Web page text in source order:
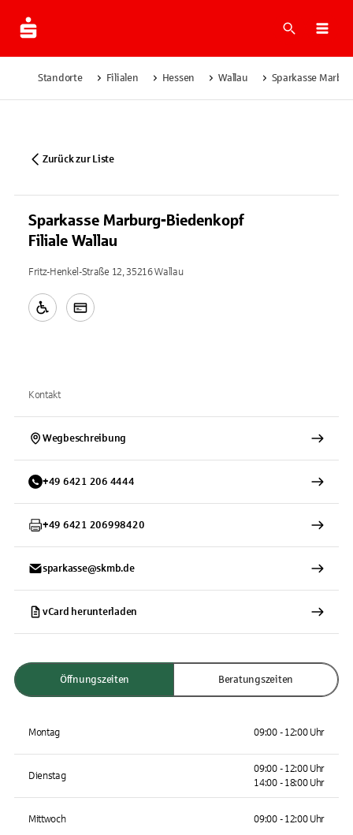
Suche
Standorte Filialen Hessen Wallau Sparkasse
Zurück zur Liste
Sparkasse Marburg-Biedenkopf
Filiale Wallau
Fritz-Henkel-Straße 12, 35216 Wallau
Kontakt
Wegbeschreibung
+49 6421 206 4444
+49 6421 206998420
sparkasse@skmb.de
vCard herunterladen
Öffnungszeiten Beratungszeiten
Montag 09:00 - 12:00 Uhr
Dienstag
09:00 - 12:00 Uhr
14:00 - 18:00 Uhr
Mittwoch 09:00 - 12:00 Uhr